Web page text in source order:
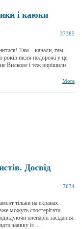
і каюки
37385
Там – канали, там –
років після подорожі у це
Вилкове і теж вирішили
More
Досвід
7634
тільки на екранах
можуть спостерігати
пленарні засідання.
заявку із ...